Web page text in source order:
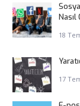
Nasıl
18
17